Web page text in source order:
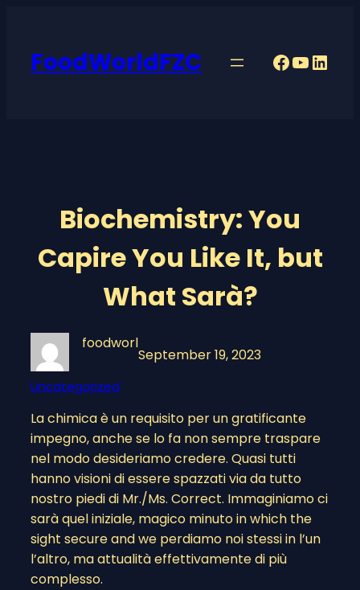
content
FoodWorldFZC
Biochemistry: You
Capire You Like It, but
What Sarà?
foodworl
September 19, 2023
Uncategorized
La chimica è un requisito per un gratificante
impegno, anche se lo fa non sempre traspare
nel modo desideriamo credere. Quasi tutti
hanno visioni di essere spazzati via da tutto
nostro piedi di Mr./Ms. Correct. Immaginiamo ci
sarà quel iniziale, magico minuto in which the
sight secure and we perdiamo noi stessi in l’un
l’altro, ma attualità effettivamente di più
complesso.